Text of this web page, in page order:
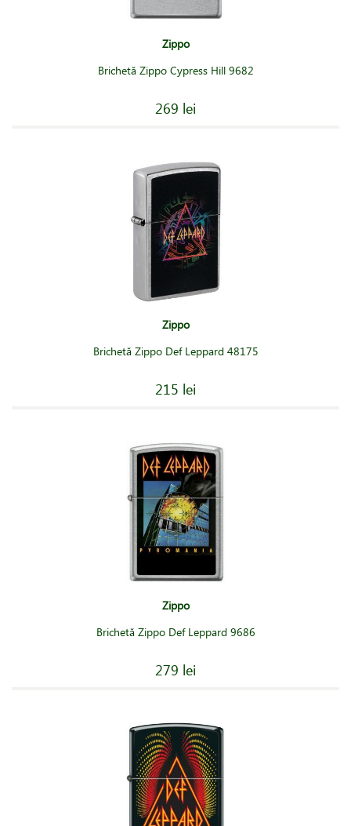
Zippo
Brichetă Zippo Cypress Hill 9682
269 lei
Zippo
Brichetă Zippo Def Leppard 48175
215 lei
Zippo
Brichetă Zippo Def Leppard 9686
279 lei